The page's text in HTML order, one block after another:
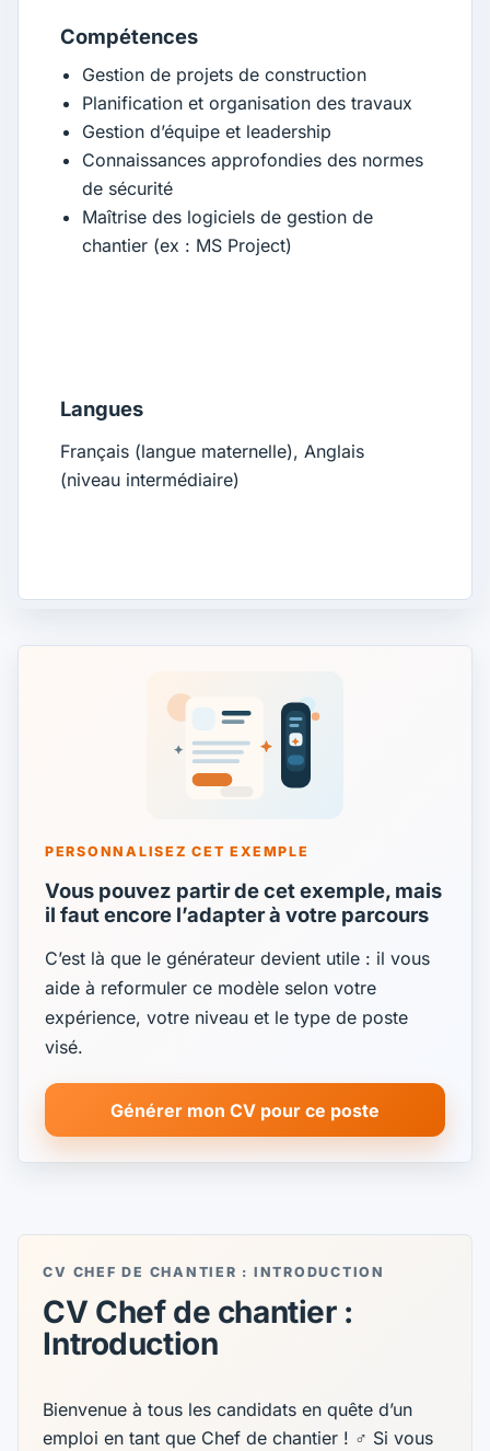
Compétences
Gestion de projets de construction
Planification et organisation des travaux
Gestion d’équipe et leadership
Connaissances approfondies des normes
de sécurité
Maîtrise des logiciels de gestion de
chantier (ex : MS Project)
Langues
Français (langue maternelle), Anglais
(niveau intermédiaire)
PERSONNALISEZ CET EXEMPLE
Vous pouvez partir de cet exemple, mais
il faut encore l’adapter à votre parcours
C’est là que le générateur devient utile : il vous
aide à reformuler ce modèle selon votre
expérience, votre niveau et le type de poste
visé.
Générer mon CV pour ce poste
CV CHEF DE CHANTIER : INTRODUCTION
CV Chef de chantier :
Introduction
Bienvenue à tous les candidats en quête d’un
emploi en tant que Chef de chantier ! ‍♂️ Si vous